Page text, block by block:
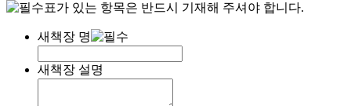
표가 있는 항목은 반드시 기재해 주셔야 합니다.
새책장 명
새책장 설명